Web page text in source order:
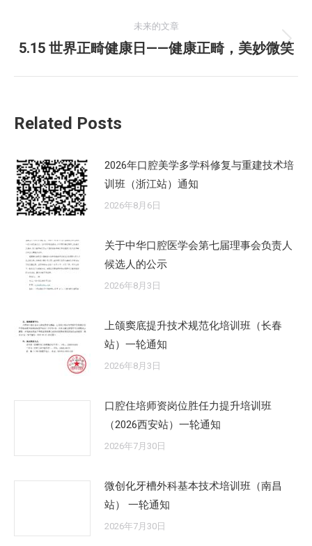
文
章：
未来的文章
未
5.15 世界正畸健康日——健康正畸，美妙微笑
Related Posts
2026年口腔美学多学科修复与重建技术培
训班（浙江站）通知
2026年8月6日
关于中华口腔医学会第七届理事会负责人
候选人的公示
2026年8月3日
上颌窦底提升技术规范化培训班（长春
站）一轮通知
2026年8月3日
口腔住培师资岗位胜任力提升培训班
（2026西安站）一轮通知
2026年7月30日
微创化牙槽外科基本技术培训班（南昌
站） 一轮通知
2026年7月30日